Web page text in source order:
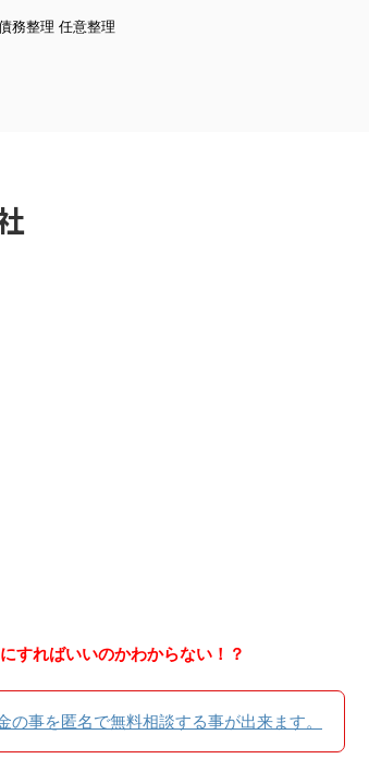
務整理 任意整理
すればいいのかわからない！？
の事を匿名で無料相談する事が出来ます。